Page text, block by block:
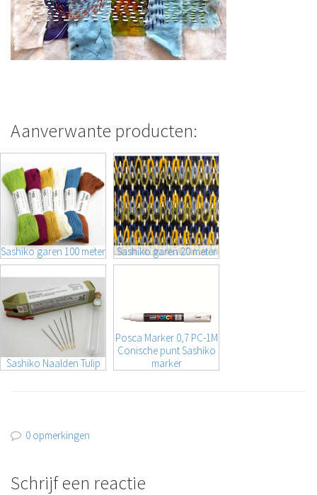
Aanverwante producten:
Sashiko garen 100 meter Sashiko garen 20 meter
Sashiko Naalden Tulip
Posca Marker 0,7 PC-1M
Conische punt Sashiko
marker
0 opmerkingen
Schrijf een reactie